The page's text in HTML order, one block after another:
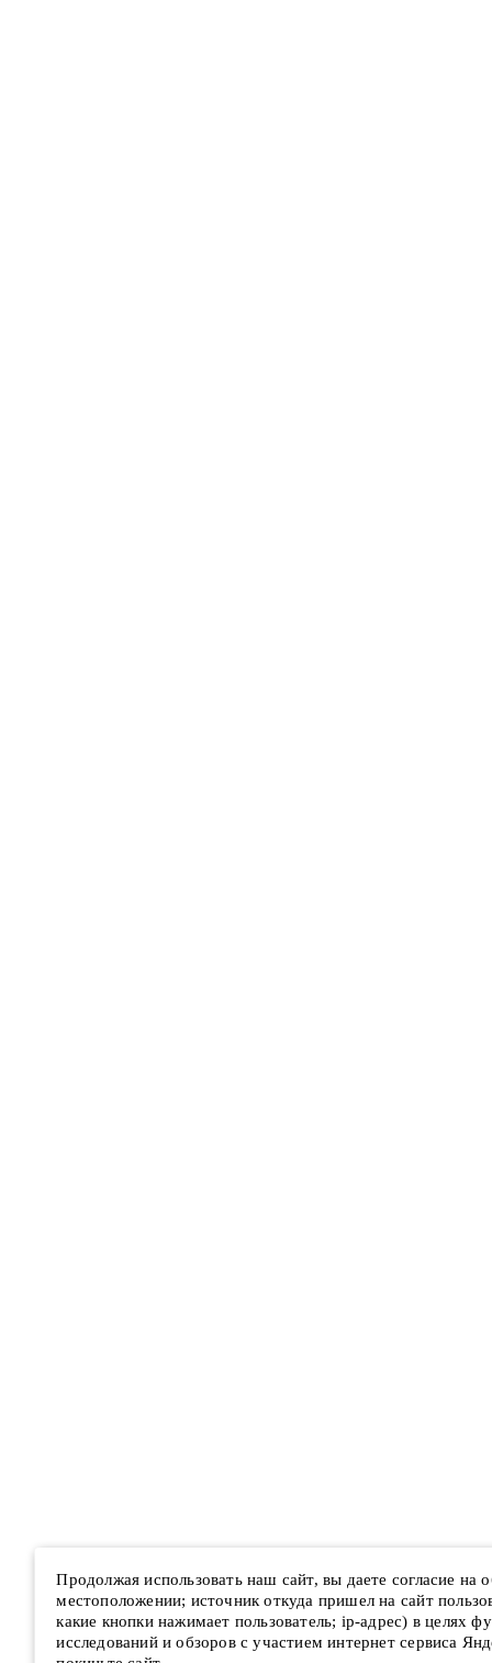
Продолжая использовать наш сайт, вы даете согласие на
местоположении; источник откуда пришел на сайт
какие кнопки нажимает пользователь; ip-адрес) в целях
исследований и обзоров с участием интернет сервиса